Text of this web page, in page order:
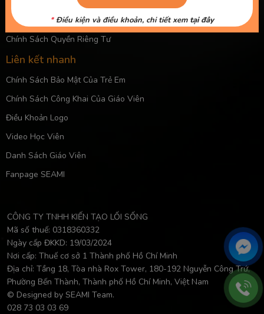
Chính Sách Bảo Mật
Chính Sách Quyền Riêng Tư
Liên kết nhanh
Chính Sách Bảo Mật Của Trẻ Em
Chính Sách Công Khai Của Giáo Viên
Điều Khoản Logo
Video Học Viên
Danh Sách Giáo Viên
Fanpage SEAMI
CÔNG TY TNHH KIẾN TẠO LỐI SỐNG
Mã số thuế: 0318360332
Ngày cấp ĐKKD: 19/03/2024
Nơi cấp: Thuế cơ sở 1 Thành phố Hồ Chí Minh
Địa chỉ: Tầng 18, Tòa nhà Rox Tower, 180-192 Nguyễn Công Trứ,
Phường Bến Thành, Thành phố Hồ Chí Minh, Việt Nam
© Designed by SEAMI Team.
028 73 03 03 69
*Điều kiện và điều khoản, chi tiết xem tại đây